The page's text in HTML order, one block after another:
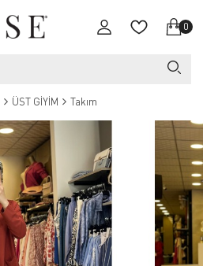
0
ÜST GİYİM Takım